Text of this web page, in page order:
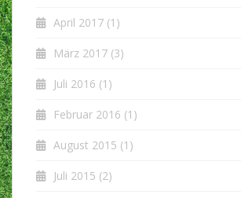
April 2017 (1)
März 2017 (3)
Juli 2016 (1)
Februar 2016 (1)
August 2015 (1)
Juli 2015 (2)